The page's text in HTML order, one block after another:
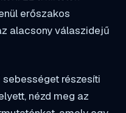
erőszakos
alacsony válaszidejű
részesíti
nézd meg az